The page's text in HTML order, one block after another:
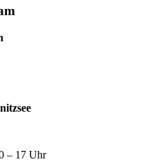
– 17 Uhr